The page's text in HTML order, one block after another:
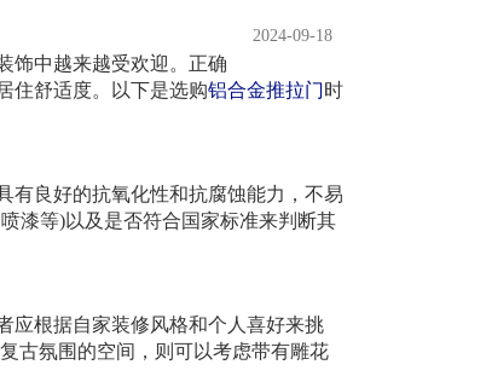
2024-09-18
中越来越受欢迎。正确
住舒适度。以下是选购铝合金推拉门时
良好的抗氧化性和抗腐蚀能力，不易
漆等)以及是否符合国家标准来判断其
根据自家装修风格和个人喜好来挑
古氛围的空间，则可以考虑带有雕花